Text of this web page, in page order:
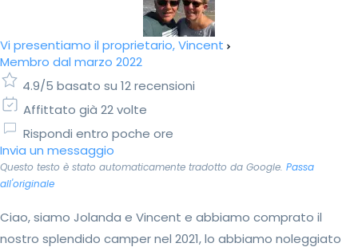
Vi presentiamo il proprietario, Vincent
Membro dal marzo 2022
4.9/5 basato su 12 recensioni
Affittato già 22 volte
Rispondi entro poche ore
Invia un messaggio
Questo testo è stato automaticamente tradotto da Google. Passa
all'originale
Ciao, siamo Jolanda e Vincent e abbiamo comprato il
nostro splendido camper nel 2021, lo abbiamo noleggiato